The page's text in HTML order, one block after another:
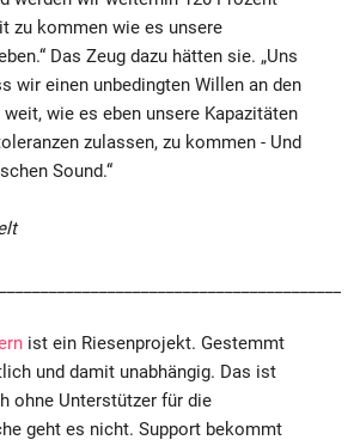
zu kommen wie es unsere
Das Zeug dazu hätten sie. „Uns
wir einen unbedingten Willen an den
wie es eben unsere Kapazitäten
zulassen, zu kommen - Und
Sound.“
ist ein Riesenprojekt. Gestemmt
und damit unabhängig. Das ist
ohne Unterstützer für die
geht es nicht. Support bekommt